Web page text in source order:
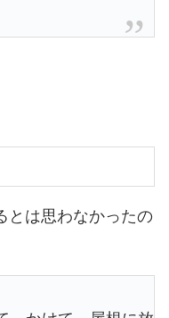
とは思わなかったの